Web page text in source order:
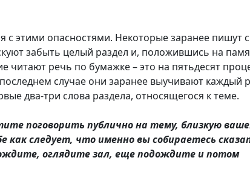
с этими опасностями. Некоторые заранее пишут
забыть целый раздел и, положившись на
читают речь по бумажке – это на пятьдесят
случае они заранее выучивают каждый
два-три слова раздела, относящегося к теме.
поговорить публично на тему, близкую
как следует, что именно вы собираетесь
оглядите зал, еще подождите и потом